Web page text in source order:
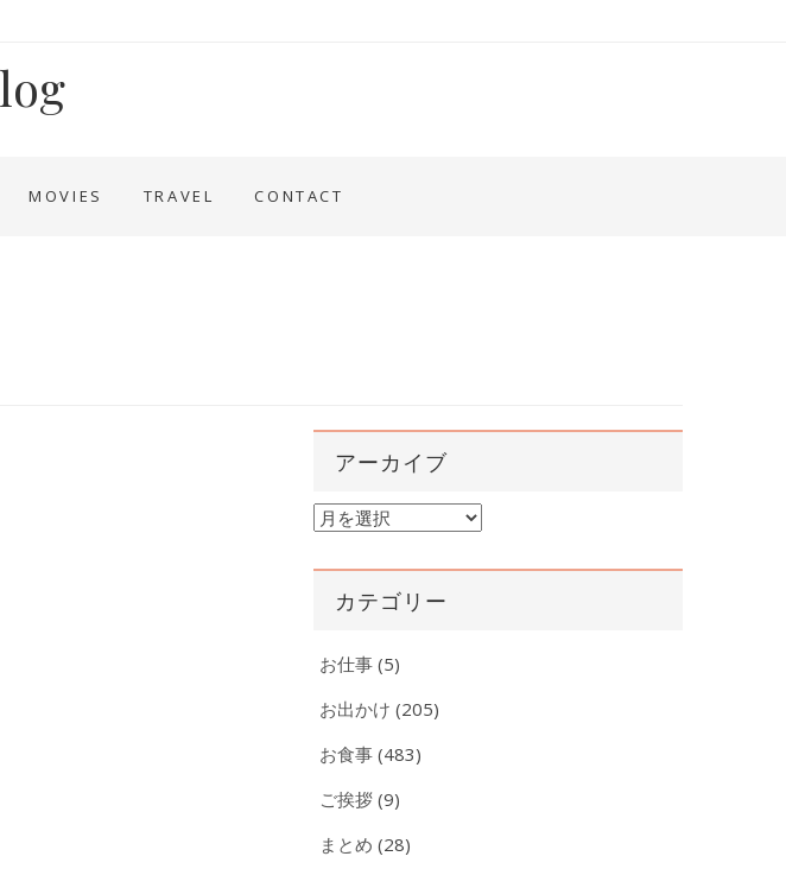
MOVIES TRAVEL CONTACT
アーカイブ
ア
カ
カテゴリー
お仕事 (5)
お出かけ (205)
お食事 (483)
ご挨拶 (9)
まとめ (28)